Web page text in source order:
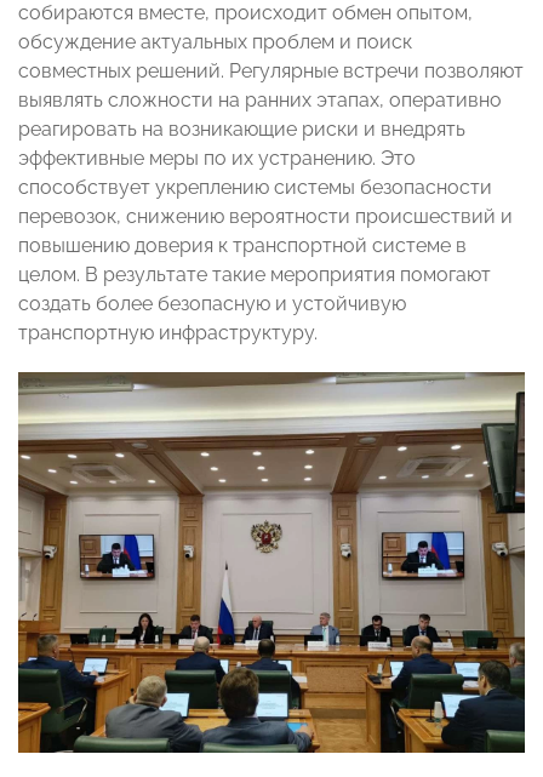
собираются вместе, происходит обмен опытом,
обсуждение актуальных проблем и поиск
совместных решений. Регулярные встречи позволяют
выявлять сложности на ранних этапах, оперативно
реагировать на возникающие риски и внедрять
эффективные меры по их устранению. Это
способствует укреплению системы безопасности
перевозок, снижению вероятности происшествий и
повышению доверия к транспортной системе в
целом. В результате такие мероприятия помогают
создать более безопасную и устойчивую
транспортную инфраструктуру.